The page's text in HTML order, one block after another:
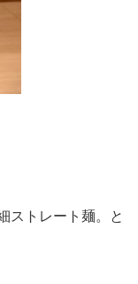
ストレート麺。と